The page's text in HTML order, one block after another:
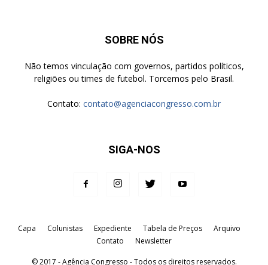
SOBRE NÓS
Não temos vinculação com governos, partidos políticos,
religiões ou times de futebol. Torcemos pelo Brasil.
Contato: contato@agenciacongresso.com.br
SIGA-NOS
Capa Colunistas Expediente Tabela de Preços
Arquivo
Contato
Newsletter
© 2017 - Agência Congresso - Todos os direitos reservados.